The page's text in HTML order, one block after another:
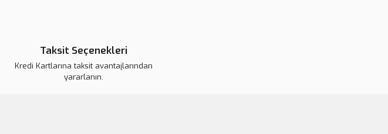
Ürün fiyatı diğer sitelerden daha pahalı.
Bu ürüne benzer farklı alternatifler olmalı.
Taksit Seçenekleri
Kredi Kartlarına taksit avantajlarından
yararlanın.